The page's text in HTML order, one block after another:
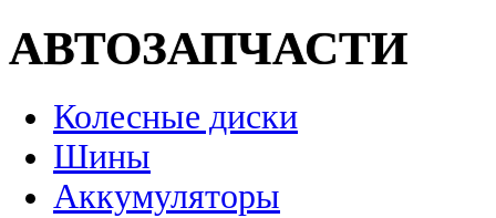
АВТОЗАПЧАСТИ
Колесные диски
Шины
Аккумуляторы